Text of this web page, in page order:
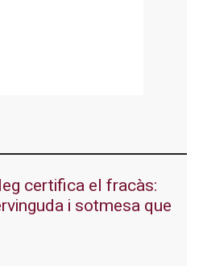
certifica el fracàs:
i sotmesa que